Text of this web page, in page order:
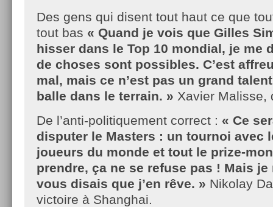
Des gens qui disent tout haut ce que
tout bas « Quand je vois que Gilles
hisser dans le Top 10 mondial, je me
de choses sont possibles. C’est
mal, mais ce n’est pas un grand
balle dans le terrain. » Xavier Malisse,
De l’anti-politiquement correct : « Ce
disputer le Masters : un tournoi avec
joueurs du monde et tout le prize-
prendre, ça ne se refuse pas ! Mais
vous disais que j’en rêve. » Nikolay
victoire à Shanghai.